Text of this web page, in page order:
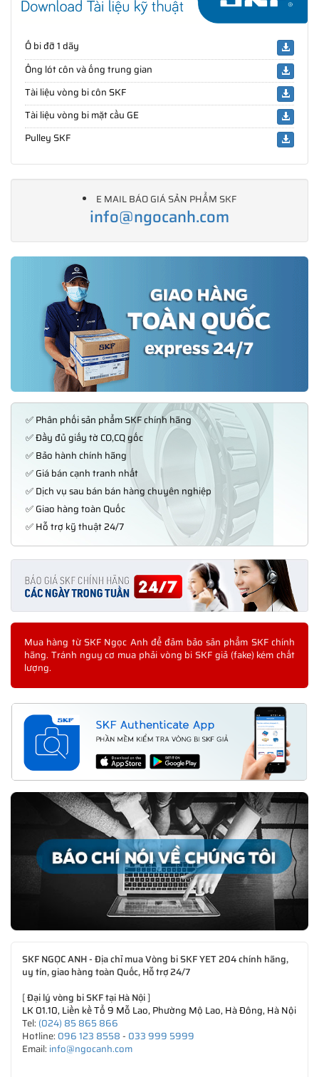
Ổ bi đỡ 1 dãy
Ống lót côn và ống trung gian
Tài liệu vòng bi côn SKF
Tài liệu vòng bi mặt cầu GE
Pulley SKF
E MAIL BÁO GIÁ SẢN PHẨM SKF
info@ngocanh.com
✅ Phân phối sản phẩm SKF chính hãng
✅ Đầy đủ giấy tờ CO,CQ gốc
✅ Bảo hành chính hãng
✅ Giá bán cạnh tranh nhất
✅ Dịch vụ sau bán bán hàng chuyên nghiệp
✅ Giao hàng toàn Quốc
✅ Hỗ trợ kỹ thuật 24/7
Mua hàng từ SKF Ngọc Anh để đảm bảo sản phẩm SKF chính
hãng. Tránh nguy cơ mua phải vòng bi SKF giả (fake) kém chất
lượng.
SKF NGỌC ANH - Địa chỉ mua Vòng bi SKF YET 204 chính hãng,
uy tín, giao hàng toàn Quốc, Hỗ trợ 24/7
[Đại lý vòng bi SKF tại Hà Nội]
LK 01.10, Liền kề Tổ 9 Mỗ Lao, Phường Mộ Lao, Hà Đông, Hà Nội
Tel: (024) 85 865 866
Hotline: 096 123 8558- 033 999 5999
Email: info@ngocanh.com